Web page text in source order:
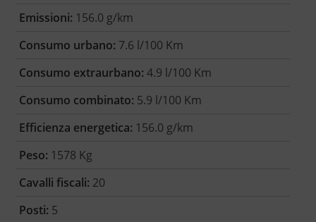
Emissioni: 156.0 g/km
Consumo urbano: 7.6 l/100 Km
Consumo extraurbano: 4.9 l/100 Km
Consumo combinato: 5.9 l/100 Km
Efficienza energetica: 156.0 g/km
Peso: 1578 Kg
Cavalli fiscali: 20
Posti: 5